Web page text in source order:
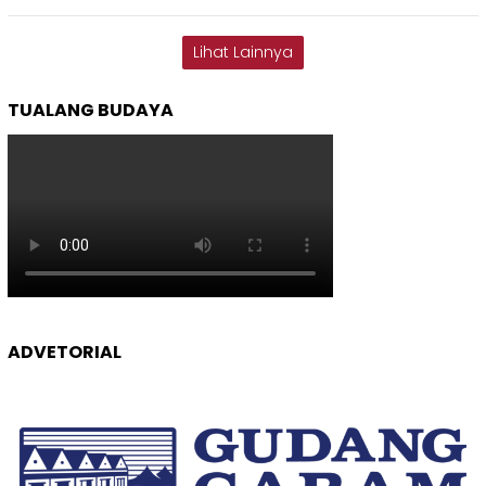
Lihat Lainnya
TUALANG BUDAYA
ADVETORIAL